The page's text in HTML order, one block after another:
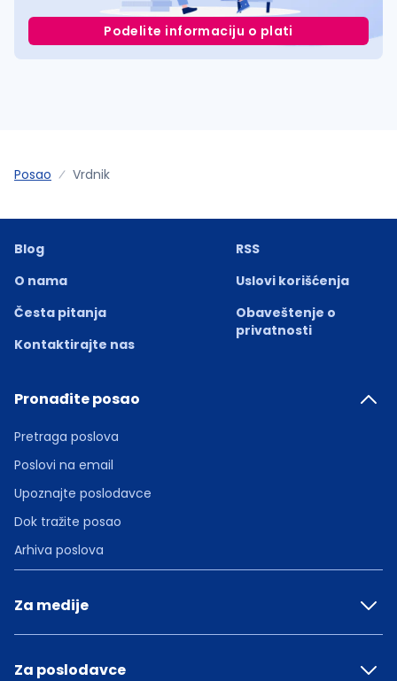
Podelite informaciju o plati
Posao Vrdnik
Blog
O nama
Česta pitanja
Kontaktirajte nas
RSS
Uslovi korišćenja
Obaveštenje o
privatnosti
Pronađite posao
Pretraga poslova
Poslovi na email
Upoznajte poslodavce
Dok tražite posao
Arhiva poslova
Za medije
Za poslodavce